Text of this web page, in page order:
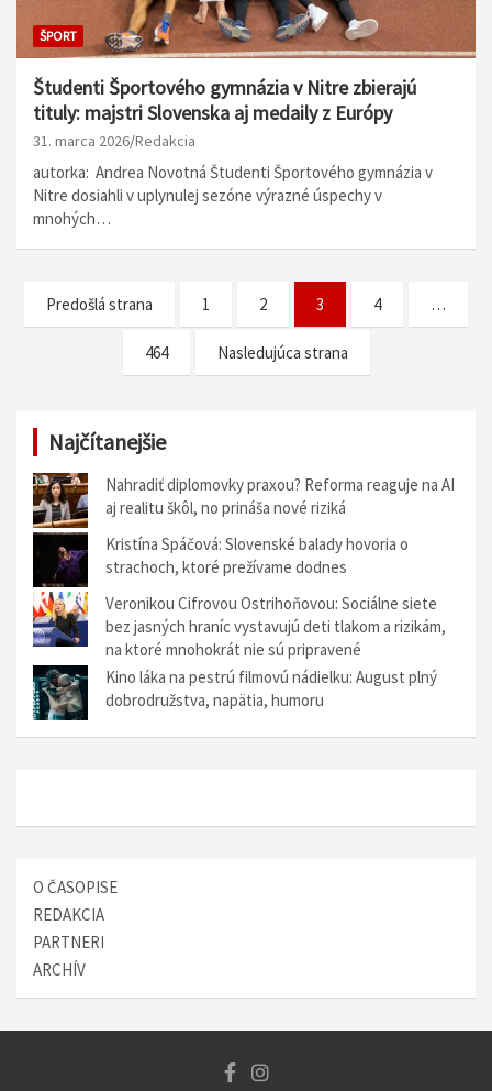
ŠPORT
Študenti Športového gymnázia v Nitre zbierajú
tituly: majstri Slovenska aj medaily z Európy
31. marca 2026 Redakcia
autorka: Andrea Novotná Študenti Športového gymnázia v
Nitre dosiahli v uplynulej sezóne výrazné úspechy v
mnohých…
a
o
Predošlá strana 1 2 3 4 …
464 Nasledujúca strana
Najčítanejšie
Nahradiť diplomovky praxou? Reforma reaguje na AI
aj realitu škôl, no prináša nové riziká
Kristína Spáčová: Slovenské balady hovoria o
strachoch, ktoré prežívame dodnes
Veronikou Cifrovou Ostrihoňovou: Sociálne siete
bez jasných hraníc vystavujú deti tlakom a rizikám,
na ktoré mnohokrát nie sú pripravené
Kino láka na pestrú filmovú nádielku: August plný
dobrodružstva, napätia, humoru
O ČASOPISE
REDAKCIA
PARTNERI
ARCHÍV